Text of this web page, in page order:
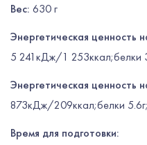
Вес: 630 г
Энергетическая ценность
5 241кДж/1 253ккал;белки
Энергетическая ценность
873кДж/209ккал;белки
Время для подготовки: